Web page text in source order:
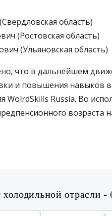
область)
(Ростовская область)
(Ульяновская область)
что в дальнейшем
и повышения навыков
WolrdSkills Russia. Во
отрасли -